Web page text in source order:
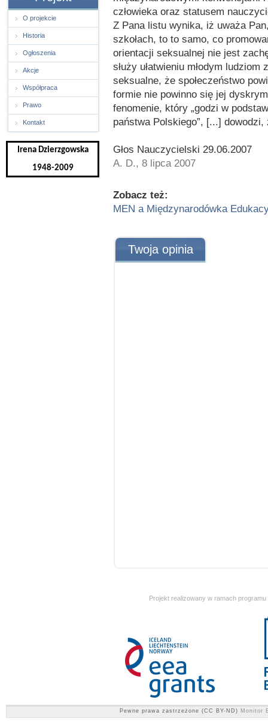
O projekcie
Historia
Ogłoszenia
Akcje
Współpraca
Prawo
Kontakt
Irena Dzierzgowska
1948-2009
człowieka oraz statusem
Z Pana listu wynika, iż uważa
szkołach, to to samo, co
orientacji seksualnej nie jest
służy ułatwieniu młodym
seksualne, że społeczeństwo
formie nie powinno się jej
fenomenie, który „godzi w
państwa Polskiego”, [...]
Głos Nauczycielski 29.06.2007
A. D., 8 lipca 2007
Zobacz też:
MEN a Międzynarodówka
Twoja opinia
Projekt realizowany w ramach
Pewne prawa zastrzeżone (CC BY-ND) Monitor